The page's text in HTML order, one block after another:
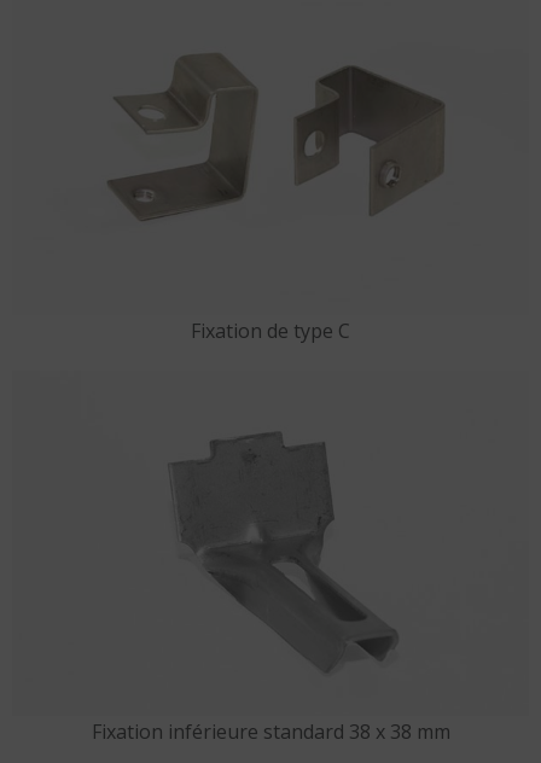
Fixation de type C
Fixation inférieure standard 38 x 38 mm